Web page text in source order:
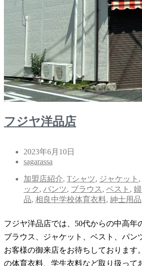
フジヤ洋品店
2023年6月10日
sagarassa
加盟店紹介, Tシャツ, ジャケット ,
ック , パンツ, ブラウス , ベスト ,
品, 相良中学校体育衣料, 紳士用品
フジヤ洋品店では、50代からの中高年
ブラウス、ジャケット、ベスト、パン
お客様の御来店をお待ちしております
の体育衣料、学生衣料など取り扱って